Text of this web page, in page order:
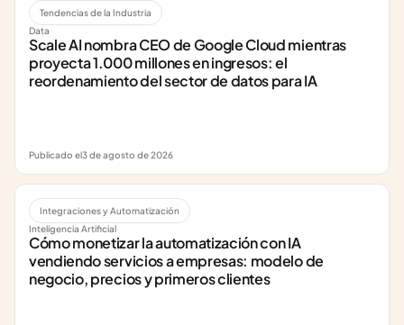
Tendencias de la Industria
Data
Scale AI nombra CEO de Google Cloud mientras
proyecta 1.000 millones en ingresos: el
reordenamiento del sector de datos para IA
Publicado el3 de agosto de 2026
Integraciones y Automatización
Inteligencia Artificial
Cómo monetizar la automatización con IA
vendiendo servicios a empresas: modelo de
negocio, precios y primeros clientes